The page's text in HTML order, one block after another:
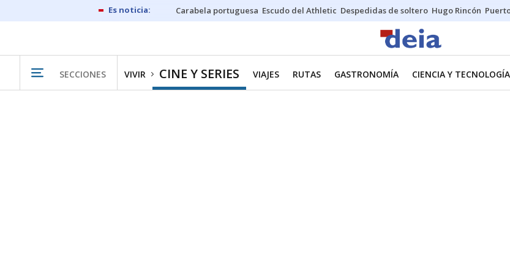
Carabela portuguesa Escudo del Athletic Despedidas de soltero Hugo Rincón
SECCIONES VIVIR CINE Y SERIES VIAJES RUTAS GASTRONOMÍA CIENCIA Y TECNOLOGÍA